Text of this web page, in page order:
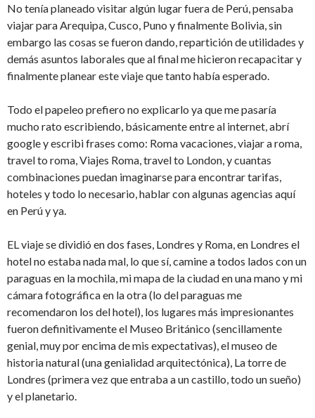
No tenía planeado visitar algún lugar fuera de Perú, pensaba
viajar para Arequipa, Cusco, Puno y finalmente Bolivia, sin
embargo las cosas se fueron dando, repartición de utilidades y
demás asuntos laborales que al final me hicieron recapacitar y
finalmente planear este viaje que tanto había esperado.
Todo el papeleo prefiero no explicarlo ya que me pasaría
mucho rato escribiendo, básicamente entre al internet, abrí
google y escribi frases como: Roma vacaciones, viajar a roma,
travel to roma, Viajes Roma, travel to London, y cuantas
combinaciones puedan imaginarse para encontrar tarifas,
hoteles y todo lo necesario, hablar con algunas agencias aquí
en Perú y ya.
EL viaje se dividió en dos fases, Londres y Roma, en Londres el
hotel no estaba nada mal, lo que sí, camine a todos lados con un
paraguas en la mochila, mi mapa de la ciudad en una mano y mi
cámara fotográfica en la otra (lo del paraguas me
recomendaron los del hotel), los lugares más impresionantes
fueron definitivamente el Museo Británico (sencillamente
genial, muy por encima de mis expectativas), el museo de
historia natural (una genialidad arquitectónica), La torre de
Londres (primera vez que entraba a un castillo, todo un sueño)
y el planetario.